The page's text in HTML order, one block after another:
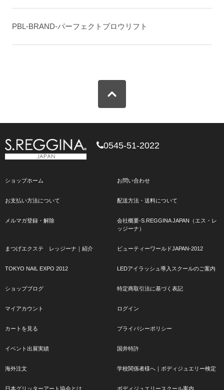
PBL-BRAND-パーフェクトブロウリフト
0545-51-2022
ショップホーム お問い合わせ
お支払い方法について 配送方法・送料について
メルマガ登録・解除
会社概要-S.REGGINA JAPAN（エス・レ
ッジーナ）
まつげエクステ レッジーナ｜紹介 ビューティーワールドJAPAN-2012
TOKYO NAIL EXPO 2012 LEDアイラッシュ導入スクールのご案内
ショップブログ 特定商取引法に基づく表記
マイアカウント ログイン
カートを見る プライバシーポリシー
イベント出展実績 国井特許
海外注文 学校関係者様へ｜ボディジュエリー検定
日本グリッターアート協会とは ボディジュエリースクール案内